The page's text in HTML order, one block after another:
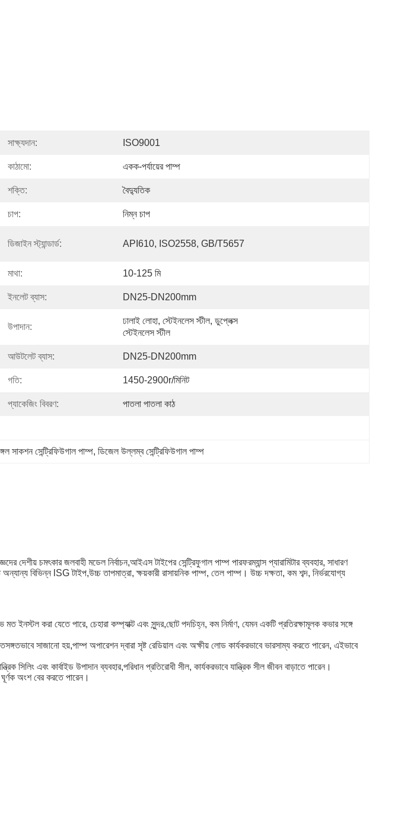
সাক্ষ্যদান: ISO9001
কাঠামো: একক-পর্যায়ের পাম্প
শক্তি: বৈদ্যুতিক
চাপ: নিম্ন চাপ
ডিজাইন স্ট্যান্ডার্ড: API610, ISO2558, GB/T5657
মাথা: 10-125 মি
ইনলেট ব্যাস: DN25-DN200mm
উপাদান:
ঢালাই লোহা, স্টেইনলেস স্টীল, ডুপ্লেক্স
স্টেইনলেস স্টীল
আউটলেট ব্যাস: DN25-DN200mm
গতি: 1450-2900r/মিনিট
প্যাকেজিং বিবরণ: পাতলা পাতলা কাঠ
সাকশন সেন্ট্রিফিউগাল পাম্প, ডিজেল উল্লম্ব সেন্ট্রিফিউগাল পাম্প
চমৎকার জলবাহী মডেল নির্বাচন,আইএস টাইপের সেন্ট্রিফুগাল পাম্প পারফরম্যান্স প্যারামিটার ব্যবহার, সাধারণ
বিভিন্ন lSG টাইপ,উচ্চ তাপমাত্রা, ক্ষয়কারী রাসায়নিক পাম্প, তেল পাম্প। উচ্চ দক্ষতা, কম শব্দ, নির্ভরযোগ্য
করা যেতে পারে, চেহারা কম্প্যাক্ট এবং সুন্দর,ছোট পদচিহ্ন, কম নির্মাণ, যেমন একটি প্রতিরক্ষামূলক কভার সঙ্গে
সাজানো হয়,পাম্প অপারেশন দ্বারা সৃষ্ট রেডিয়াল এবং অক্ষীয় লোড কার্যকরভাবে ভারসাম্য করতে পারেন, এইভাবে
সিলিং এবং কার্বাইড উপাদান ব্যবহার,পরিধান প্রতিরোধী সীল, কার্যকরভাবে যান্ত্রিক সীল জীবন বাড়াতে পারেন।
অংশ বের করতে পারেন।